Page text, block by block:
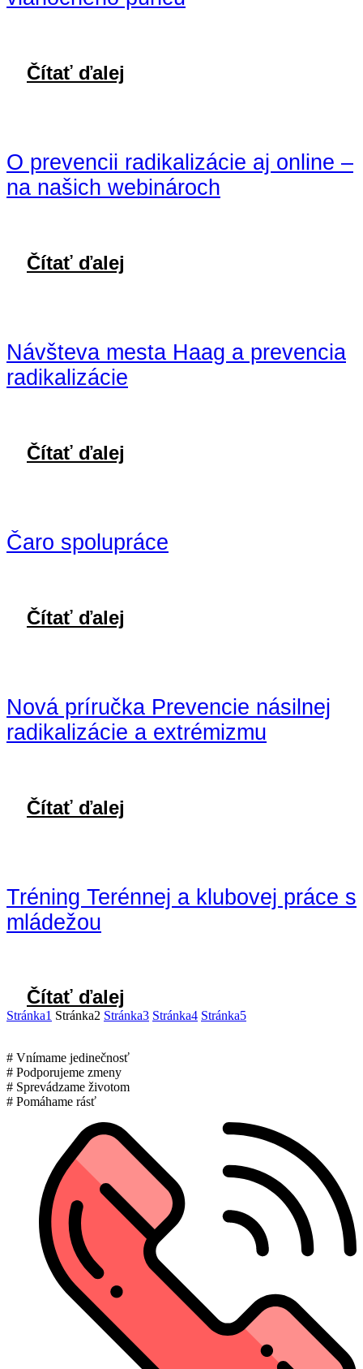
Čítať ďalej
O prevencii radikalizácie aj online –
na našich webinároch
Čítať ďalej
Návšteva mesta Haag a prevencia
radikalizácie
Čítať ďalej
Čaro spolupráce
Čítať ďalej
Nová príručka Prevencie násilnej
radikalizácie a extrémizmu
Čítať ďalej
Tréning Terénnej a klubovej práce s
mládežou
Čítať ďalej
Stránka1 Stránka2 Stránka3 Stránka4 Stránka5
# Vnímame jedinečnosť
# Podporujeme zmeny
# Sprevádzame životom
# Pomáhame rásť